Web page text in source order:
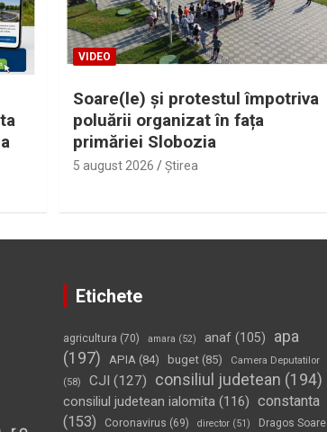
VIDEO
Soare(le) și protestul împotriva
poluării organizat în fața
primăriei Slobozia
5 august 2026 Ştirea
Etichete
agricultura (70) amara (52) anaf(105)
apa
(197)
APIA(84) buget(85)
Camera Deputatilor
(58)
CJI (127) consiliul judetean (194)
consiliul judetean ialomita(116) constanta
(153)
Coronavirus (69) director(51)
Dragos Soare